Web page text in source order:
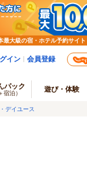
大級の宿・ホテル予約サイト
イン 会員登録
パック
宿泊） 遊び・体験
デイユース